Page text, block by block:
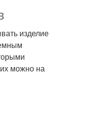
изделие
можно на